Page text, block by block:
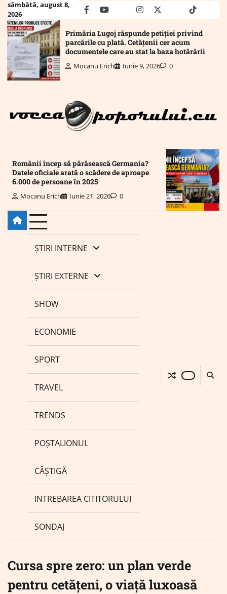
Skip
content
sâmbătă, august 8,
2026
facebookyoutubeMailinstagram
twitter truthtiktok
Primăria Lugoj răspunde petiției privind
parcările cu plată. Cetățenii cer acum
documentele care au stat la baza hotărârii
Mocanu Erich Iunie 9, 2026 0
Românii încep să părăsească Germania?
Datele oficiale arată o scădere de aproape
6.000 de persoane în 2025
Mocanu Erich Iunie 21, 2026 0
ȘTIRI INTERNE
ȘTIRI EXTERNE
SHOW
ECONOMIE
SPORT
TRAVEL
TRENDS
POȘTALIONUL
CÂȘTIGĂ
INTREBAREA CITITORULUI
SONDAJ
Cursa spre zero: un plan verde
pentru cetățeni, o viață luxoasă